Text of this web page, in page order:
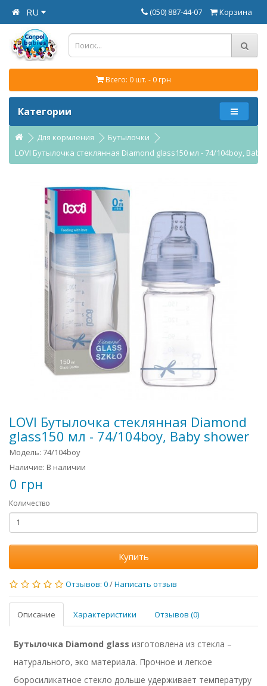
RU Корзина
(050) 887-44-07
Всего: 0 шт. - 0 грн
Категории
Для кормления
Бутылочки
LOVI Бутылочка стеклянная Diamond glass150 мл - 74/104boy,
LOVI Бутылочка стеклянная Diamond
glass150 мл - 74/104boy, Baby shower
Модель: 74/104boy
Наличие: В наличии
0 грн
Количество
Купить
Отзывов: 0/Написать отзыв
Описание Характеристики Отзывов (0)
Бутылочка Diamond glass изготовлена из стекла –
натурального, эко материала. Прочное и легкое
боросиликатное стекло дольше удерживает температуру